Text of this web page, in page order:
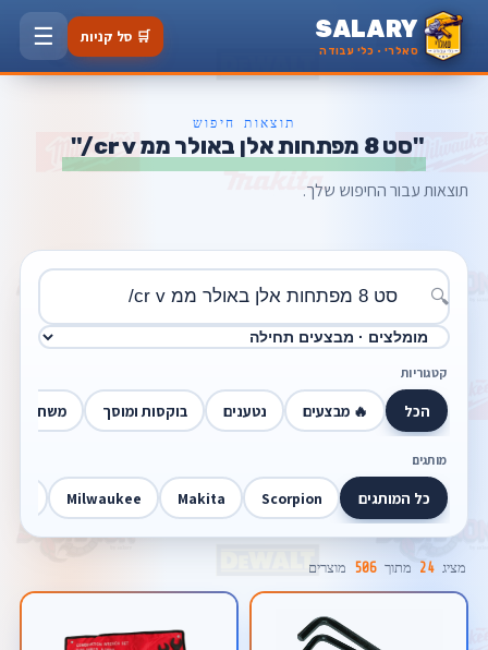
SALARY
סאלרי · כלי עבודה
🛒 סל קניות ☰
תוצאות חיפוש
"סט 8 מפתחות אלן באולר ממ cr v/"
תוצאות עבור החיפוש שלך.
🔍
קטגוריות
הכל 🔥 מבצעים נטענים בוקסות ומוסך משחזות
מותגים
כל המותגים Scorpion
Makita
Milwaukee
מציג 24 מתוך 506 מוצרים